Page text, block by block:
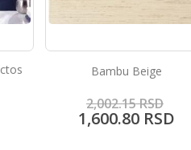
Keope Ciottolato Rosso
9,605.95RSD
7,684.30RSD